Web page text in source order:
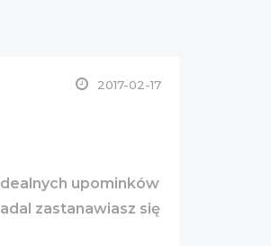
2017-02-17
upominków
zastanawiasz się